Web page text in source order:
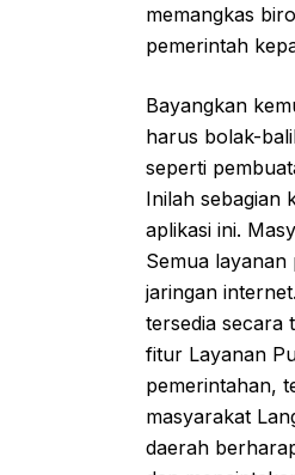
memangkas
pemerintah
Bayangkan
harus bolak-
seperti
Inilah sebagian
aplikasi ini.
Semua layanan
jaringan
tersedia secara
fitur Layanan
pemerintahan,
masyarakat
daerah